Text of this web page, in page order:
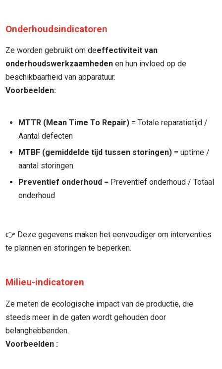
Onderhoudsindicatoren
Ze worden gebruikt om deeffectiviteit van
onderhoudswerkzaamheden en hun invloed op de
beschikbaarheid van apparatuur.
Voorbeelden:
MTTR (Mean Time To Repair) = Totale reparatietijd /
Aantal defecten
MTBF (gemiddelde tijd tussen storingen) = uptime /
aantal storingen
Preventief onderhoud = Preventief onderhoud / Totaal
onderhoud
👉 Deze gegevens maken het eenvoudiger om interventies
te plannen en storingen te beperken.
Milieu-indicatoren
Ze meten de ecologische impact van de productie, die
steeds meer in de gaten wordt gehouden door
belanghebbenden.
Voorbeelden :